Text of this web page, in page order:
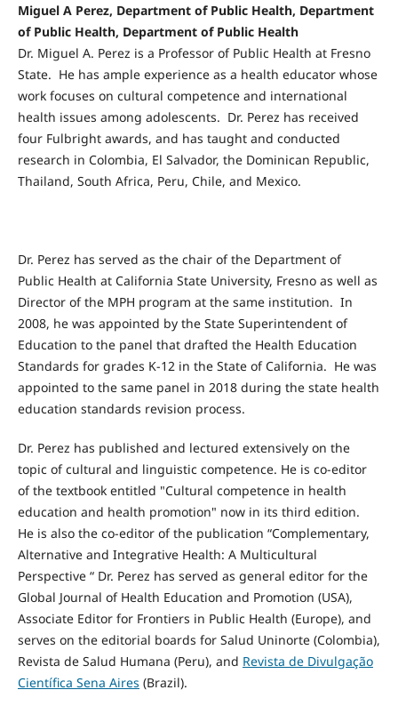
Miguel A Perez, Department of Public Health, Department
of Public Health, Department of Public Health
Dr. Miguel A. Perez is a Professor of Public Health at Fresno
State. He has ample experience as a health educator whose
work focuses on cultural competence and international
health issues among adolescents. Dr. Perez has received
four Fulbright awards, and has taught and conducted
research in Colombia, El Salvador, the Dominican Republic,
Thailand, South Africa, Peru, Chile, and Mexico.
Dr. Perez has served as the chair of the Department of
Public Health at California State University, Fresno as well as
Director of the MPH program at the same institution. In
2008, he was appointed by the State Superintendent of
Education to the panel that drafted the Health Education
Standards for grades K-12 in the State of California. He was
appointed to the same panel in 2018 during the state health
education standards revision process.
Dr. Perez has published and lectured extensively on the
topic of cultural and linguistic competence. He is co-editor
of the textbook entitled "Cultural competence in health
education and health promotion" now in its third edition.
He is also the co-editor of the publication “Complementary,
Alternative and Integrative Health: A Multicultural
Perspective “ Dr. Perez has served as general editor for the
Global Journal of Health Education and Promotion (USA),
Associate Editor for Frontiers in Public Health (Europe), and
serves on the editorial boards for Salud Uninorte (Colombia),
Revista de Salud Humana (Peru), and Revista de Divulgação
Científica Sena Aires (Brazil).